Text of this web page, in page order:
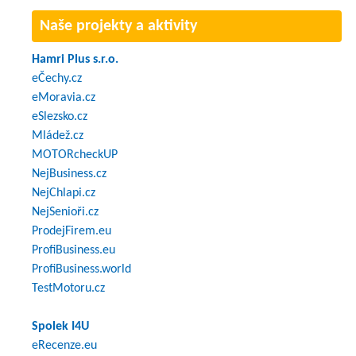
Naše projekty a aktivity
Hamri Plus s.r.o.
eČechy.cz
eMoravia.cz
eSlezsko.cz
Mládež.cz
MOTORcheckUP
NejBusiness.cz
NejChlapi.cz
NejSenioři.cz
ProdejFirem.eu
ProfiBusiness.eu
ProfiBusiness.world
TestMotoru.cz
Spolek I4U
eRecenze.eu